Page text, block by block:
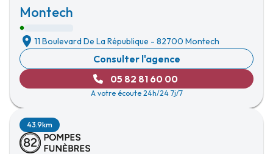
Montech
11 Boulevard De La République - 82700 Montech
Consulter l'agence
05 82 81 60 00
A votre écoute 24h/24 7j/7
43.9km